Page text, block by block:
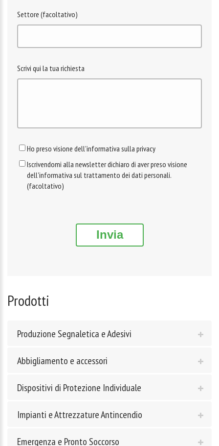
Settore (facoltativo)
Scrivi qui la tua richiesta
Ho preso visione dell'informativa sulla privacy
Iscrivendomi alla newsletter dichiaro di aver preso visione
dell'informativa sul trattamento dei dati personali.
(facoltativo)
Invia
Prodotti
Produzione Segnaletica e Adesivi
Abbigliamento e accessori
Dispositivi di Protezione Individuale
Impianti e Attrezzature Antincendio
Emergenza e Pronto Soccorso